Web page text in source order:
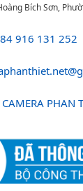
Bích Sơn,
916 131 252
PHAN